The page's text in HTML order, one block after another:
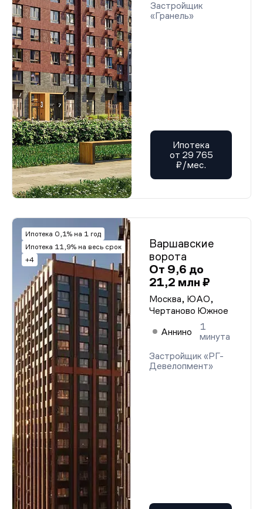
Застройщик
«Гранель»
Ипотека
от 29 765
₽/мес.
Ипотека 0,1% на 1 год
Ипотека 11,9% на весь срок
+4
Варшавские
ворота
От 9,6 до
21,2 млн ₽
Москва, ЮАО,
Чертаново Южное
Аннино
1
минута
Застройщик «РГ-
Девелопмент»